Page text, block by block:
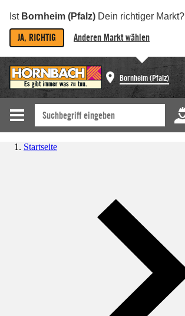
Ist Bornheim (Pfalz) Dein richtiger Markt?
JA, RICHTIG Anderen Markt wählen
Bornheim (Pfalz)
Startseite